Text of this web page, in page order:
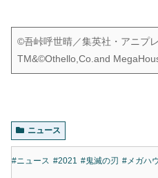
©吾峠呼世晴／集英社・アニプ
TM&©Othello,Co.and
ニュース
#ニュース #2021 #鬼滅の刃 #メガハ